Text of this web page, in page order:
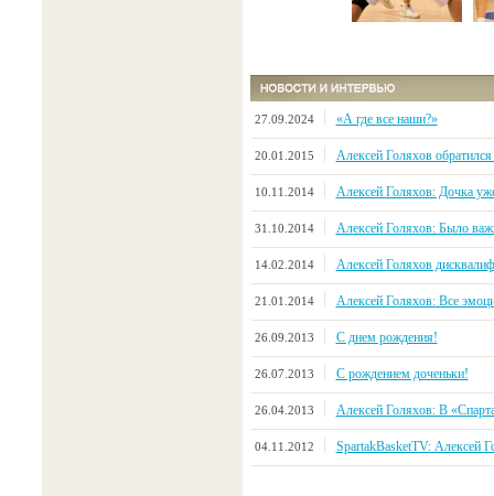
27.09.2024 «А где все наши?»
20.01.2015 Алексей Голяхов
10.11.2014 Алексей Голяхов: Дочка
31.10.2014 Алексей Голяхов: Было
14.02.2014 Алексей Голяхов
21.01.2014 Алексей Голяхов: Все
26.09.2013 C днем рождения!
26.07.2013 С рождением доченьки!
26.04.2013 Алексей Голяхов: В
04.11.2012 SpartakBasketTV: Алексей